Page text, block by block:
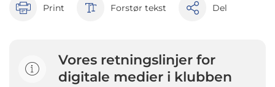
Print Forstør tekst Del
Vores retningslinjer for
digitale medier i klubben